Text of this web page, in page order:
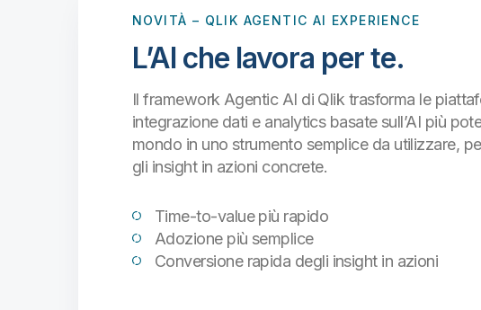
NOVITÀ – QLIK AGENTIC AI EXPERIENCE
L’AI che lavora per te.
Il framework Agentic AI di Qlik trasforma le
integrazione dati e analytics basate sull’AI più
mondo in uno strumento semplice da utilizzare,
gli insight in azioni concrete.
Time-to-value più rapido
Adozione più semplice
Conversione rapida degli insight in azioni